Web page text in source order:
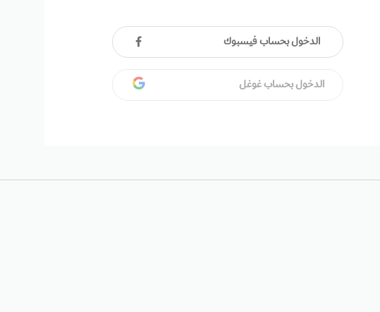
الدخول بحساب فيسبوك
الدخول بحساب غوغل